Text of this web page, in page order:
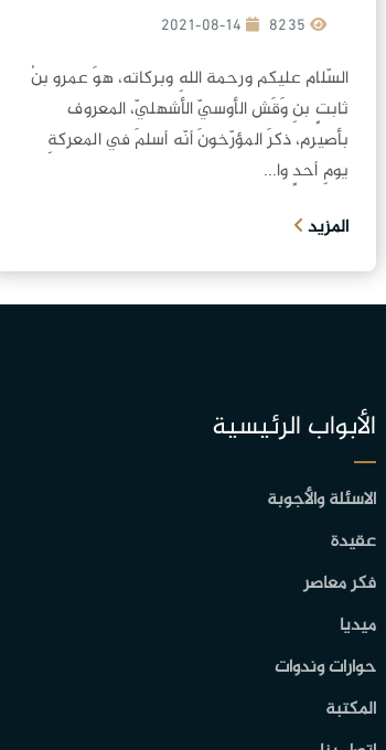
2021-08-14
السّلام عليكم ورحمة اللهِ وبركاته، هوَ عمرو بنُ
ثابتٍ بنِ وَقَش الأوسيّ الأشهليّ، المعروف
بأصيرم، ذكرَ المؤرّخونَ أنّه أسلمَ في المعركةِ
يومِ أحدٍ وا...
المزيد
الأبواب الرئيسية
الاسئلة والأجوبة
عقيدة
فكر معاصر
ميديا
حوارات وندوات
المكتبة